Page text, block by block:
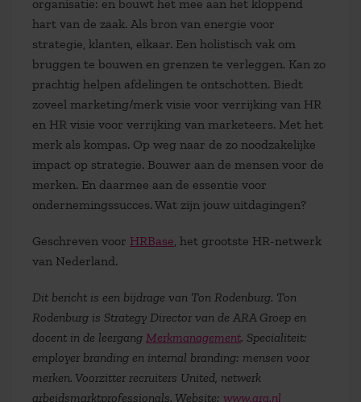
organisatie: en bouwt het mee aan het kloppend
hart van de zaak. Als bron van energie voor
strategie, klanten, elkaar. Een holistisch vak om
bruggen te bouwen en grenzen te verleggen. Kan zo
prachtig helpen afdelingen te ontschotten. Biedt
zoveel marketing/merk visie voor verrijking van HR
en HR visie voor verrijking van marketeers. Met het
merk als kompas. Op weg naar de zo noodzakelijke
impact op strategie. Bouwer aan de mensen voor de
merken. En daarmee aan de essentie voor
ondernemingssucces. Wat zijn jouw uitdagingen?
Geschreven voor HRBase, het grootste HR-netwerk
van Nederland.
Dit bericht is een bijdrage van Ton Rodenburg. Ton
Rodenburg is Strategy Director van de ARA Groep en
docent in de leergang Merkmanagement. Specialiteit:
employer branding en internal branding: mensen voor
merken. Voorzitter recruiters United, netwerk
arbeidsmarktprofessionals. Website: www.ara.nl